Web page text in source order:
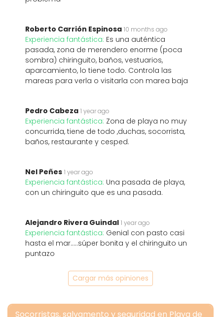
Roberto Carrión Espinosa 10 months ago
Experiencia fantástica: Es una auténtica
pasada, zona de merendero enorme (poca
sombra) chiringuito, baños, vestuarios,
aparcamiento, lo tiene todo. Controla las
mareas para verla o visitarla con marea baja
Pedro Cabeza 1 year ago
Experiencia fantástica: Zona de playa no muy
concurrida, tiene de todo ,duchas, socorrista,
baños, restaurante y cesped.
Nel Peñes 1 year ago
Experiencia fantástica: Una pasada de playa,
con un chiringuito que es una pasada.
Alejandro Rivera Guindal 1 year ago
Experiencia fantástica: Genial con pasto casi
hasta el mar.....súper bonita y el chiringuito un
puntazo
Cargar más opiniones
Socorristas, salvamento y seguridad en Playa de